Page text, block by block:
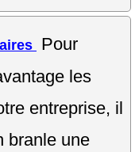
Pour
les
entreprise, il
branle une